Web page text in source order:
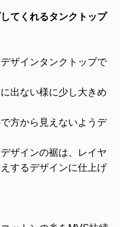
てくれるタンクトップ
ザインタンクトップで
出ない様に少し大きめ
方から見えないようデ
ザインの裾は、レイヤ
するデザインに仕上げ